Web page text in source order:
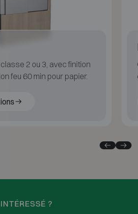
2 ou 3, avec finition
feu 60 min pour papier.
INTÉRESSÉ ?